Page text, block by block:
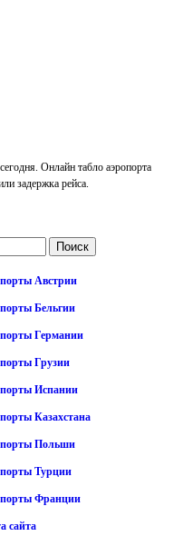
Онлайн табло аэропорта
задержка рейса.
Австрии
Бельгии
Германии
Грузии
Испании
Казахстана
Польши
Турции
Франции
сайта